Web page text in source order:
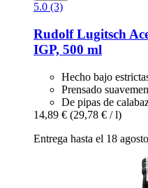
5.0 (3)
Rudolf Lugitsch
IGP, 500 ml
Hecho bajo
Prensado
De pipas de
14,89 € (29,78 € / l)
Entrega hasta el 18 agosto